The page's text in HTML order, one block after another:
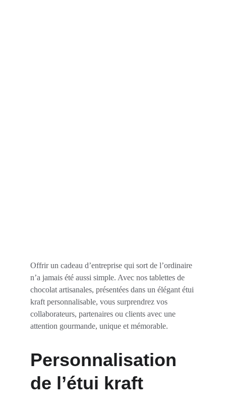
Offrir un cadeau d’entreprise qui sort de l’ordinaire
n’a jamais été aussi simple. Avec nos tablettes de
chocolat artisanales, présentées dans un élégant étui
kraft personnalisable, vous surprendrez vos
collaborateurs, partenaires ou clients avec une
attention gourmande, unique et mémorable.
Personnalisation
de l’étui kraft